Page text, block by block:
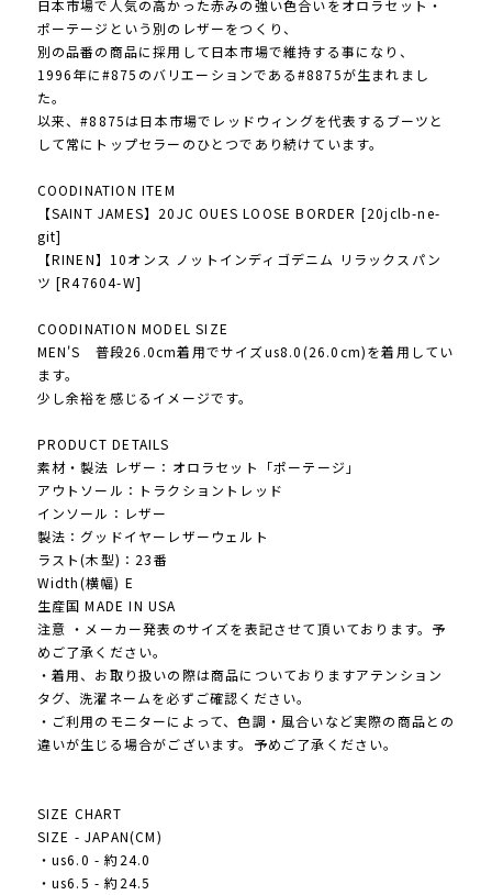
日本市場で人気の高かった赤みの強い色合いをオロラセット・
ポーテージという別のレザーをつくり、
別の品番の商品に採用して日本市場で維持する事になり、
1996年に#875のバリエーションである#8875が生まれまし
た。
以来、#8875は日本市場でレッドウィングを代表するブーツと
して常にトップセラーのひとつであり続けています。
COODINATION ITEM
【SAINT JAMES】20JC OUES LOOSE BORDER [20jclb-ne-
git]
【RINEN】10オンス ノットインディゴデニム リラックスパン
ツ [R47604-W]
COODINATION MODEL SIZE
MEN'S 普段26.0cm着用でサイズus8.0(26.0cm)を着用してい
ます。
少し余裕を感じるイメージです。
PRODUCT DETAILS
素材・製法 レザー：オロラセット「ポーテージ」
アウトソール：トラクショントレッド
インソール：レザー
製法：グッドイヤーレザーウェルト
ラスト(木型)：23番
Width(横幅) E
生産国 MADE IN USA
注意 ・メーカー発表のサイズを表記させて頂いております。予
めご了承ください。
・着用、お取り扱いの際は商品についておりますアテンション
タグ、洗濯ネームを必ずご確認ください。
・ご利用のモニターによって、色調・風合いなど実際の商品との
違いが生じる場合がございます。予めご了承ください。
SIZE CHART
SIZE - JAPAN(CM)
・us6.0 - 約24.0
・us6.5 - 約24.5